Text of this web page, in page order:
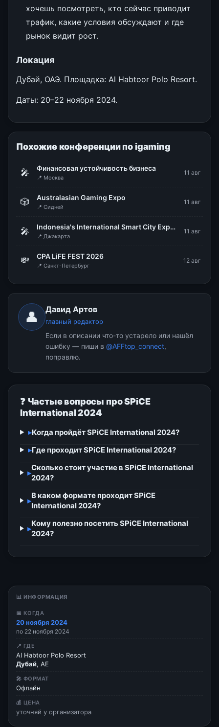
хочешь посмотреть, кто сейчас приводит
трафик, какие условия обсуждают и где
рынок видит рост.
Локация
Дубай, ОАЭ. Площадка: Al Habtoor Polo Resort.
Даты: 20–22 ноября 2024.
Похожие конференции по igaming
🎤 Финансовая устойчивость бизнеса
📍 Москва
11 авг
🎲 Australasian Gaming Expo
📍 Сидней
11 авг
🎤 Indonesia's International Smart City Expo & Forum (IISMEX 2026)
📍 Джакарта
11 авг
💸 CPA LiFE FEST 2026
📍 Санкт-Петербург
12 авг
👤 Давид Артов
главный редактор
Если в описании что-то устарело или нашёл
ошибку — пиши в @AFFtop_connect,
поправлю.
❓ Частые вопросы про SPiCE
International 2024
▸Когда пройдёт SPiCE International 2024?
▸Где проходит SPiCE International 2024?
▸
Сколько стоит участие в SPiCE International
2024?
▸
В каком формате проходит SPiCE
International 2024?
▸
Кому полезно посетить SPiCE International
2024?
📊 ИНФОРМАЦИЯ
📅 КОГДА
20 ноября 2024
по 22 ноября 2024
📍 ГДЕ
Al Habtoor Polo Resort
Дубай, AE
🎤 ФОРМАТ
Офлайн
💰 ЦЕНА
уточняй у организатора